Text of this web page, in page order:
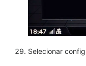
Selecionar